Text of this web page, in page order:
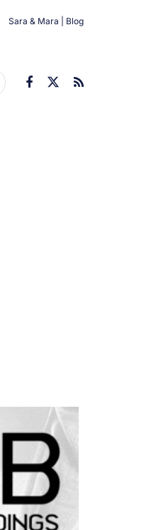
Sara & Mara | Blog